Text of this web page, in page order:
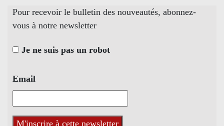
Pour recevoir le bulletin des nouveautés, abonnez-
vous à notre newsletter
Je ne suis pas un robot
Email